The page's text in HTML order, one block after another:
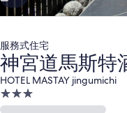
服務式住宅
神宮道馬斯特
HOTEL MASTAY jingumichi
3.0
星